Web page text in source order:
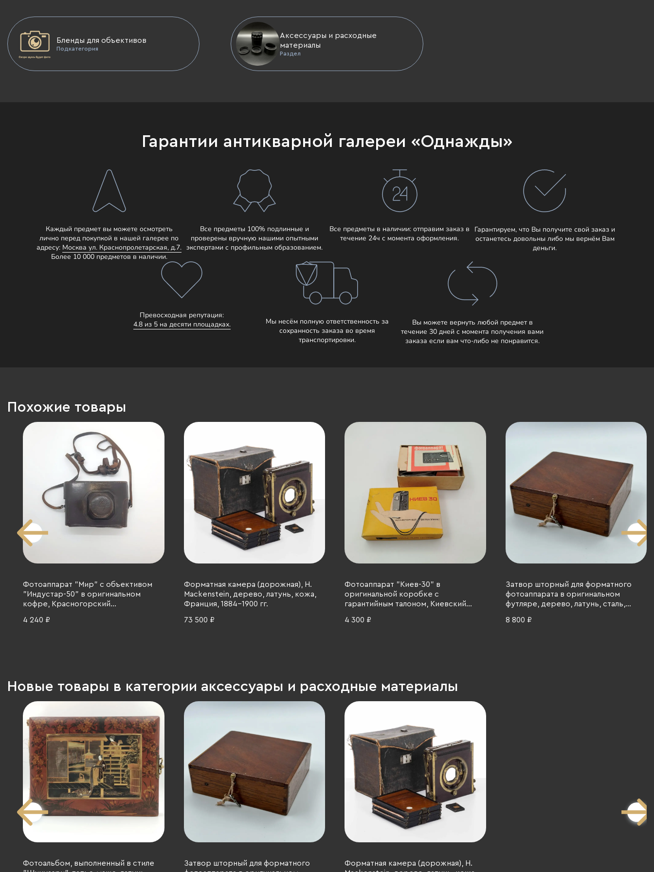
Бленды для объективов
Подкатегория
Аксессуары и расходные
материалы
Раздел
Гарантии антикварной галереи «Однажды»
Каждый предмет вы можете осмотреть
лично перед покупкой в нашей галерее по
адресу: Москва ул. Краснопролетарская, д.7.
Более 10 000 предметов в наличии.
Все предметы 100% подлинные и
проверены вручную нашими опытными
экспертами с профильным образованием.
Все предметы в наличии: отправим заказ в
течение 24ч с момента оформления.
Гарантируем, что Вы получите свой заказ и
останетесь довольны либо мы вернём Вам
деньги.
Превосходная репутация:
4.8 из 5 на десяти площадках.
Мы несём полную ответственность за
сохранность заказа во время
транспортировки.
Вы можете вернуть любой предмет в
течение 30 дней с момента получения вами
заказа если вам что-либо не понравится.
Похожие товары
Фотоаппарат "Мир" с объективом
"Индустар-50" в оригинальном
кофре, Красногорский
кожа, стекло, полимерный материал,
4 240 ₽
Форматная камера (дорожная), H.
Mackenstein, дерево, латунь, кожа,
Франция, 1884-1900 гг.
73 500 ₽
Фотоаппарат "Киев-30" в
оригинальной коробке с
гарантийным талоном, Киевский
СССР, 1977 г.
4 300 ₽
Затвор шторный для форматного
фотоаппарата в оригинальном
футляре, дерево, латунь, сталь,
8 800 ₽
Новые товары в категории аксессуары и расходные материалы
Фотоальбом, выполненный в стиле
Затвор шторный для форматного
Форматная камера (дорожная), H.